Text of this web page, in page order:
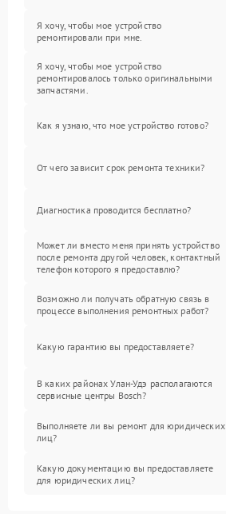
Я хочу, чтобы мое устройство
ремонтировали при мне.
Я хочу, чтобы мое устройство
ремонтировалось только оригинальными
запчастями.
Как я узнаю, что мое устройство готово?
От чего зависит срок ремонта техники?
Диагностика проводится бесплатно?
Может ли вместо меня принять устройство
после ремонта другой человек, контактный
телефон которого я предоставлю?
Возможно ли получать обратную связь в
процессе выполнения ремонтных работ?
Какую гарантию вы предоставляете?
В каких районах Улан-Удэ располагаются
сервисные центры Bosch?
Выполняете ли вы ремонт для юридических
лиц?
Какую документацию вы предоставляете
для юридических лиц?